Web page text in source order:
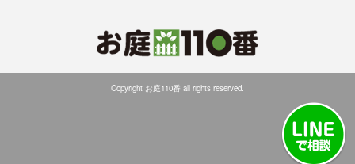
Copyright お庭110番 all rights reserved.